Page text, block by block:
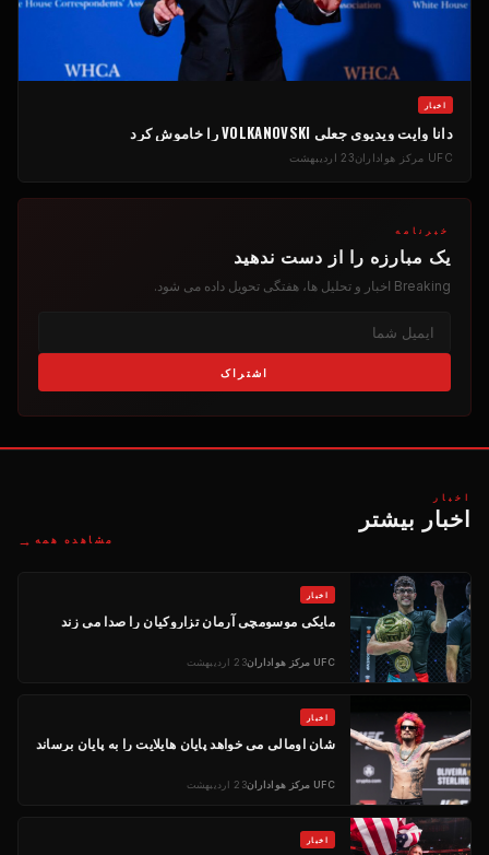
اخبار
دانا وایت ویدیوی جعلی VOLKANOVSKI را خاموش کرد
UFC مرکز هواداران23 اردیبهشت
خبرنامه
یک مبارزه را از دست ندهید
Breaking اخبار و تحلیل ها، هفتگی تحویل داده می شود.
اشتراک
اخبار
اخبار بیشتر
مشاهده همه →
اخبار
مایکی موسومچی آرمان تزاروکیان را صدا می زند
UFC مرکز هواداران23 اردیبهشت
اخبار
شان اومالی می خواهد پایان هایلایت را به پایان برساند
UFC مرکز هواداران23 اردیبهشت
اخبار